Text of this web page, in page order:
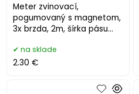
Meter zvinovací,
pogumovaný s magnetom,
3x brzda, 2m, šírka pásu
na sklade
2.30 €